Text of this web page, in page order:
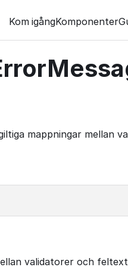
Kom igångKomponenter
mappningar mellan
validatorer och